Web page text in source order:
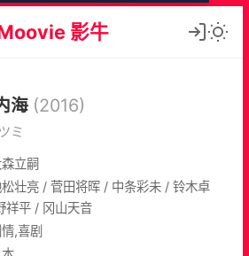
影牛
海 (2016)
ミ
立嗣
壮亮 / 菅田将晖 / 中条彩未 / 铃木卓
祥平 / 冈山天音
,喜剧